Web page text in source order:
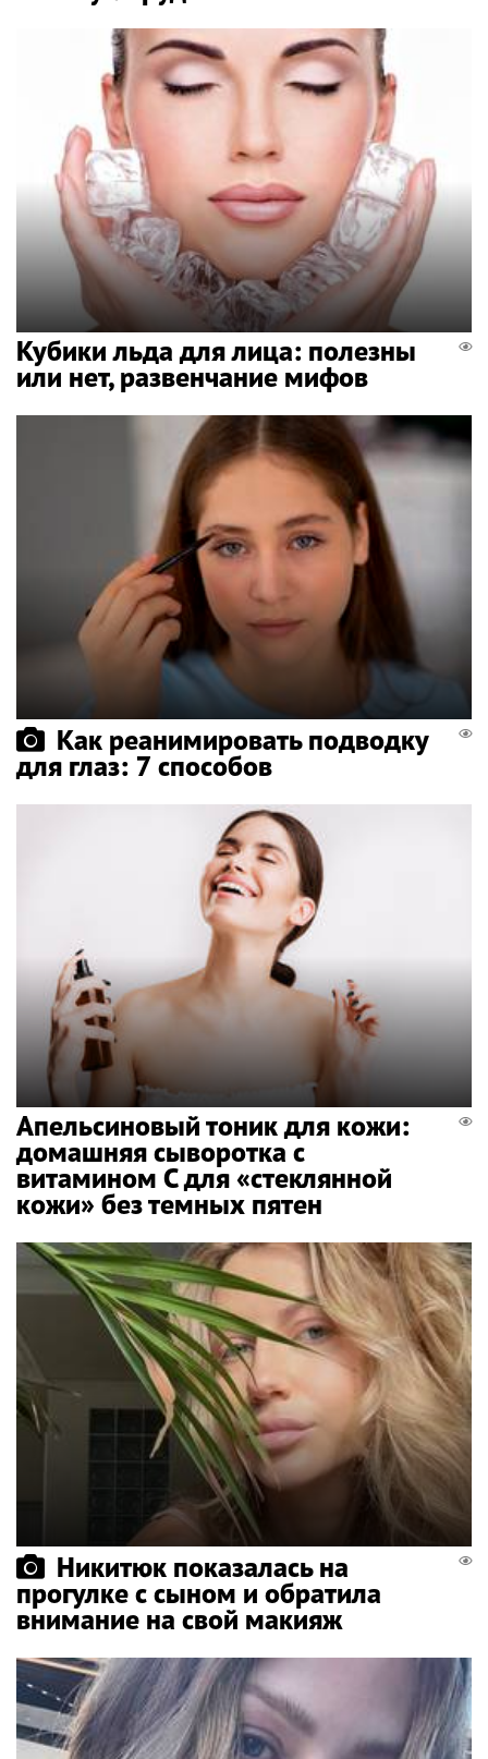
Кубики льда для лица: полезны
или нет, развенчание мифов
Как реанимировать подводку
для глаз: 7 способов
Апельсиновый тоник для кожи:
домашняя сыворотка с
витамином С для «стеклянной
кожи» без темных пятен
Никитюк показалась на
прогулке с сыном и обратила
внимание на свой макияж